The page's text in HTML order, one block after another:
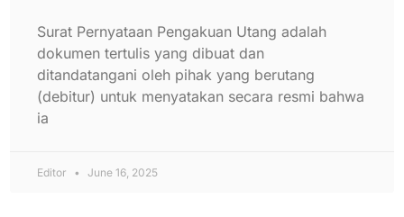
Surat Pernyataan Pengakuan Utang adalah
dokumen tertulis yang dibuat dan
ditandatangani oleh pihak yang berutang
(debitur) untuk menyatakan secara resmi bahwa
ia
Editor June 16, 2025